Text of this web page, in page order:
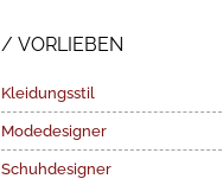
VORLIEBEN
Kleidungsstil
Modedesigner
Schuhdesigner